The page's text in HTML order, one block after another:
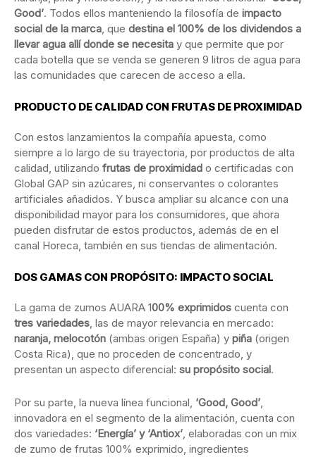
Good’. Todos ellos manteniendo la filosofía de impacto
social de la marca, que destina el 100% de los dividendos a
llevar agua allí donde se necesita y que permite que por
cada botella que se venda se generen 9 litros de agua para
las comunidades que carecen de acceso a ella.
PRODUCTO DE CALIDAD CON FRUTAS DE PROXIMIDAD
Con estos lanzamientos la compañía apuesta, como
siempre a lo largo de su trayectoria, por productos de alta
calidad, utilizando frutas de proximidad o certificadas con
Global GAP sin azúcares, ni conservantes o colorantes
artificiales añadidos. Y busca ampliar su alcance con una
disponibilidad mayor para los consumidores, que ahora
pueden disfrutar de estos productos, además de en el
canal Horeca, también en sus tiendas de alimentación.
DOS GAMAS CON PROPÓSITO: IMPACTO SOCIAL
La gama de zumos AUARA 100% exprimidos cuenta con
tres variedades, las de mayor relevancia en mercado:
naranja, melocotón (ambas origen España) y piña (origen
Costa Rica), que no proceden de concentrado, y
presentan un aspecto diferencial: su propósito social.
Por su parte, la nueva línea funcional, ‘Good, Good’,
innovadora en el segmento de la alimentación, cuenta con
dos variedades: ‘Energía’ y ‘Antiox’, elaboradas con un mix
de zumo de frutas 100% exprimido, ingredientes